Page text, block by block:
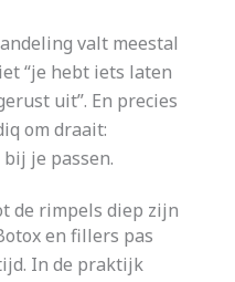
valt meestal
“je hebt iets laten
uit”. En precies
om draait:
je passen.
de rimpels diep zijn
en fillers pas
In de praktijk